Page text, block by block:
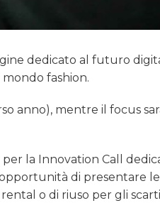
dedicato al futuro
fashion.
anno), mentre il focus
la Innovation Call
di presentare
o di riuso per gli scarti